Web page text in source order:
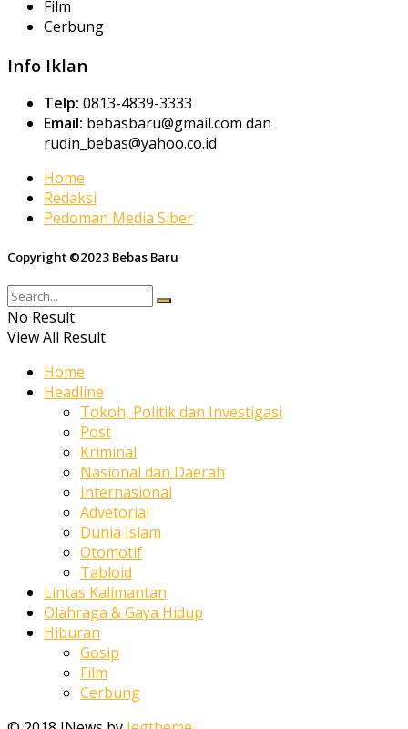
Film
Cerbung
Info Iklan
Telp: 0813-4839-3333
Email: bebasbaru@gmail.com dan
rudin_bebas@yahoo.co.id
Home
Redaksi
Pedoman Media Siber
Copyright ©2023 Bebas Baru
No Result
View All Result
Home
Headline
Tokoh, Politik dan Investigasi
Post
Kriminal
Nasional dan Daerah
Internasional
Advetorial
Dunia Islam
Otomotif
Tabloid
Lintas Kalimantan
Olahraga & Gaya Hidup
Hiburan
Gosip
Film
Cerbung